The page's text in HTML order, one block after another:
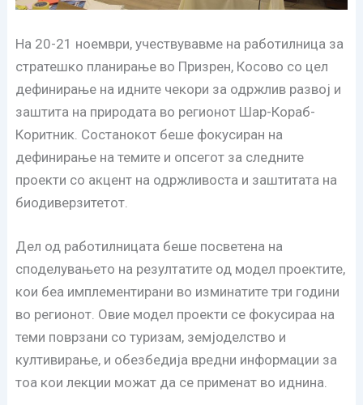
На 20-21 ноември, учествувавме на работилница за
стратешко планирање во Призрен, Косово со цел
дефинирање на идните чекори за одржлив развој и
заштита на природата во регионот Шар-Кораб-
Коритник. Состанокот беше фокусиран на
дефинирање на темите и опсегот за следните
проекти со акцент на одржливоста и заштитата на
биодиверзитетот.
Дел од работилницата беше посветена на
споделувањето на резултатите од модел проектите,
кои беа имплементирани во изминатите три години
во регионот. Овие модел проекти се фокусираа на
теми поврзани со туризам, земјоделство и
култивирање, и обезбедија вредни информации за
тоа кои лекции можат да се применат во иднина.